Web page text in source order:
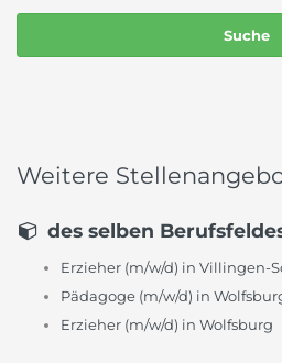
Weitere
des selben
Erzieher (m/w/d) in Villingen-
Pädagoge (m/w/d) in
Erzieher (m/w/d) in Wolfsburg